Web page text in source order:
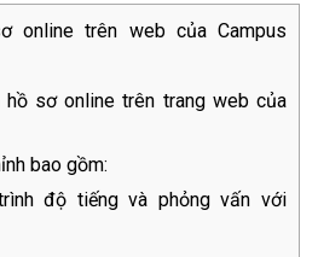
online trên web của Campus
hồ sơ online trên trang web của
bao gồm:
độ tiếng và phỏng vấn với